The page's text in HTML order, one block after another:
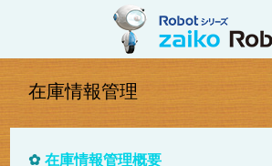
在庫情報管理
在庫情報管理概要